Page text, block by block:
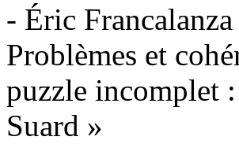
- Éric
Problèmes et
puzzle incomplet
Suard »